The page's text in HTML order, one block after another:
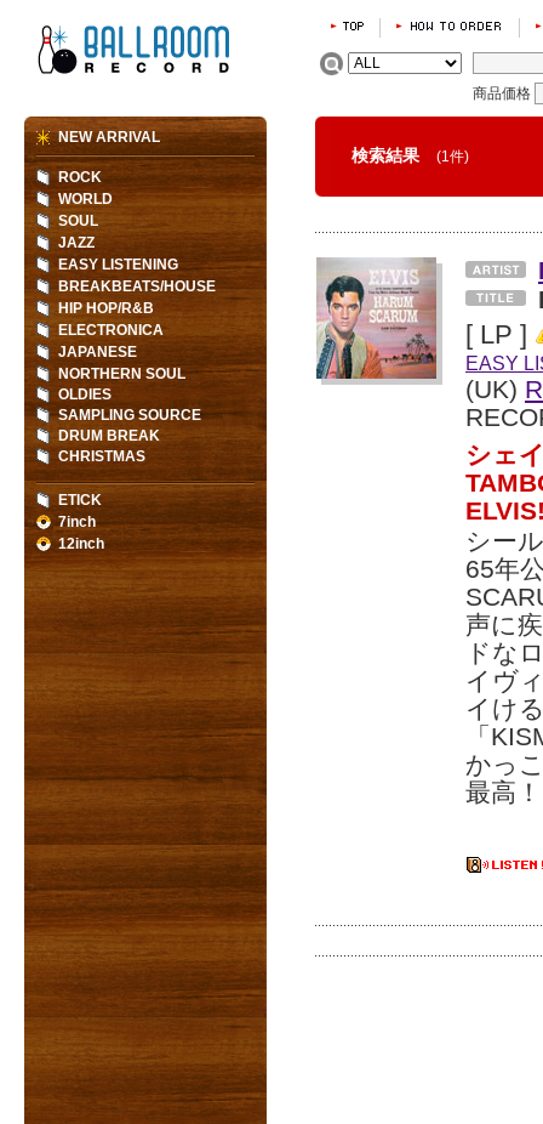
商品価格
検索結果 (1件)
[ LP ]
EASY
(UK)
シェ
シー
65年
声に
ドな
イヴ
イけ
「
かっ
最高！
NEW ARRIVAL
ROCK
WORLD
SOUL
JAZZ
EASY LISTENING
BREAKBEATS/HOUSE
HIP HOP/R&B
ELECTRONICA
JAPANESE
NORTHERN SOUL
OLDIES
SAMPLING SOURCE
DRUM BREAK
CHRISTMAS
ETICK
7inch
12inch